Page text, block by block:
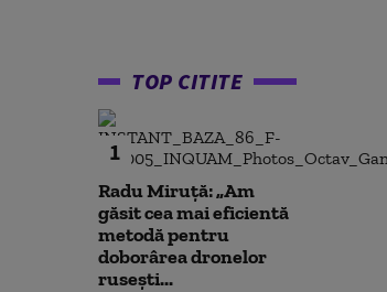
TOP CITITE
1
Radu Miruță: „Am
găsit cea mai eficientă
metodă pentru
doborârea dronelor
rusești...